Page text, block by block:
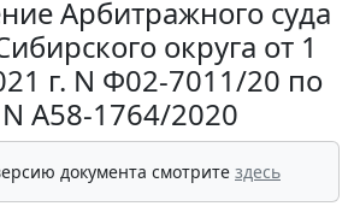
Арбитражного суда
округа от 1
г. N Ф02-7011/20 по
А58-1764/2020
документа смотрите здесь